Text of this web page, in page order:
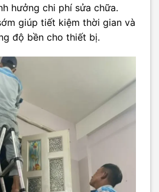
hưởng chi phí sửa chữa.
giúp tiết kiệm thời gian và
độ bền cho thiết bị.